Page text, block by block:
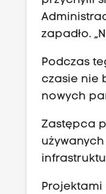
zapadło.
Podczas
czasie nie
nowych
Zastępca
Projektami